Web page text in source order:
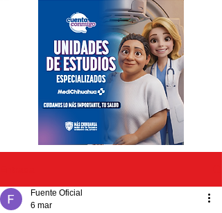
Fuente Oficial
6 mar